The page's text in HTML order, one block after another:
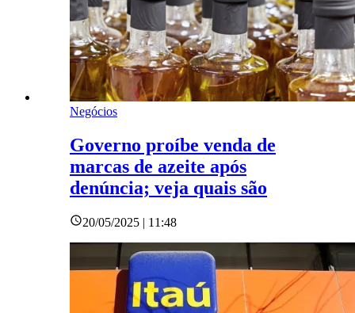
Negócios
Governo proíbe venda de
marcas de azeite após
denúncia; veja quais são
20/05/2025 | 11:48